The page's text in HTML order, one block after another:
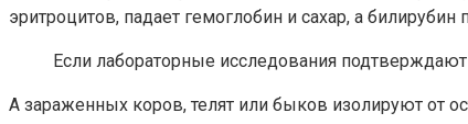
эритроцитов, падает гемоглобин и сахар, а
Если лабораторные исследования
А зараженных коров, телят или быков изолируют от